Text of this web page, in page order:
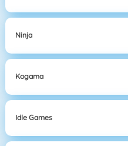
Ninja
Kogama
Idle Games